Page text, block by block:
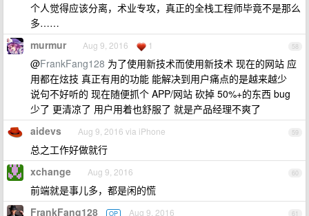
个人觉得应该分离，术业专攻，真正的全栈工程师毕竟不是那么
多……
58
murmur Aug 9, 2016 1
@FrankFang128 为了使用新技术而使用新技术 现在的网站 应
用都在炫技 真正有用的功能 能解决到用户痛点的是越来越少
说句不好听的 现在随便抓个 APP/网站 砍掉 50%+的东西 bug
少了 更清凉了 用户用着也舒服了 就是产品经理不爽了
59
aidevs Aug 9, 2016 via iPhone
总之工作好做就行
60
xchange Aug 9, 2016
前端就是事儿多，都是闲的慌
61
FrankFang128 OP Aug 9, 2016